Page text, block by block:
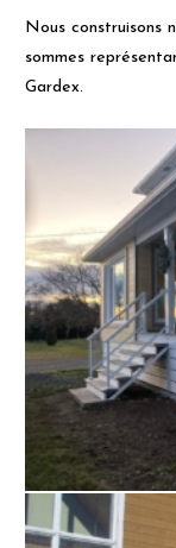
Nous construisons
sommes
Gardex.